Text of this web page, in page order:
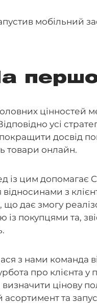
цінностей
усі
досвід
товари онлайн.
із цим допомагає
відносинами з
що дає змогу
із покупцями та,
з нами команда
про клієнта
цінову
асортимент та